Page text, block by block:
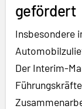
gefördert
Insbesondere
Der Interim-